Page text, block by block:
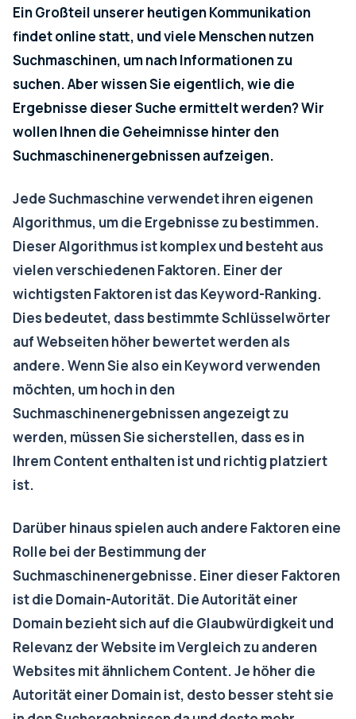
Ein Großteil unserer heutigen Kommunikation
findet online statt, und viele Menschen nutzen
Suchmaschinen, um nach Informationen zu
suchen. Aber wissen Sie eigentlich, wie die
Ergebnisse dieser Suche ermittelt werden? Wir
wollen Ihnen die Geheimnisse hinter den
Suchmaschinenergebnissen aufzeigen.
Jede Suchmaschine verwendet ihren eigenen
Algorithmus, um die Ergebnisse zu bestimmen.
Dieser Algorithmus ist komplex und besteht aus
vielen verschiedenen Faktoren. Einer der
wichtigsten Faktoren ist das Keyword-Ranking.
Dies bedeutet, dass bestimmte Schlüsselwörter
auf Webseiten höher bewertet werden als
andere. Wenn Sie also ein Keyword verwenden
möchten, um hoch in den
Suchmaschinenergebnissen angezeigt zu
werden, müssen Sie sicherstellen, dass es in
Ihrem Content enthalten ist und richtig platziert
ist.
Darüber hinaus spielen auch andere Faktoren eine
Rolle bei der Bestimmung der
Suchmaschinenergebnisse. Einer dieser Faktoren
ist die Domain-Autorität. Die Autorität einer
Domain bezieht sich auf die Glaubwürdigkeit und
Relevanz der Website im Vergleich zu anderen
Websites mit ähnlichem Content. Je höher die
Autorität einer Domain ist, desto besser steht sie